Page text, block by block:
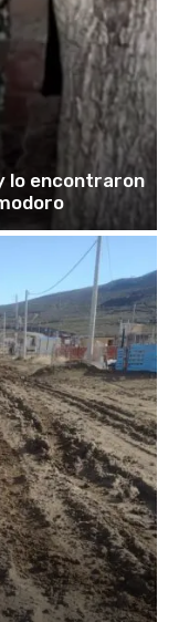
lo encontraron